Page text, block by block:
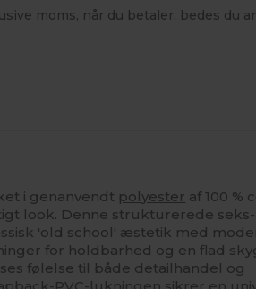
moms, når du betaler, bedes du
i genanvendt polyester af 100 %
look. Denne strukturerede
'old school' æstetik med
for holdbarhed og en flad
følelse til både detailhandel og